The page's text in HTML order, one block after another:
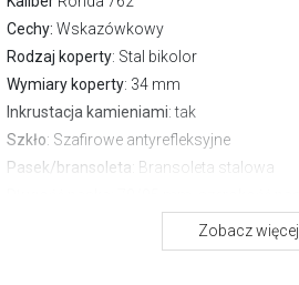
Cechy: Wskazówkowy
Rodzaj koperty: Stal bikolor
Wymiary koperty: 34 mm
Inkrustacja kamieniami: tak
Szkło: Szafirowe antyrefleksyjne
Pasek/bransoleta : Bransoleta stalowa
30 m
Zobacz więcej